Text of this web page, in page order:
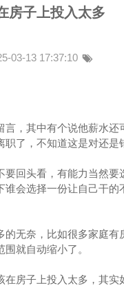
房子上投入太多
03-13 17:37:10
言，其中有个说他薪水还
职了，不知道这是对还是
要回头看，有能力当然要
谁会选择一份让自己干的
的无奈，比如很多家庭有
就自动缩小了。
在房子上投入太多，其实